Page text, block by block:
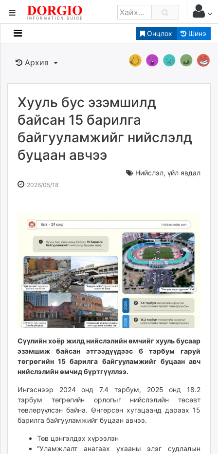
Онцлох Шинэ
Мэдээллийн
Банк санхүү
Бизнес ААН
Төрийн
Нийслэлийн
dorgio.mn
Gogo.mn
caak.mn
news.mn
zindaa.mn
ikon.mn
mnb.mn
Livetv.mn
Eguur.mn
24tsag.mn
shuud.mn
eagle.mn
ergelt.mn
zarig.mn
zuv.mn
mminfo.mn
ugluu.mn
unen.mn
asu.mn
shudarga.mn
unuudur.mn
Архив
Хууль бус эзэмшилд
байсан 15 барилга
байгууламжийг нийслэлд
буцаан авчээ
Нийслэл, үйл явдал
2026/05/182026-
11:58:25
2026-
03:52:27
Сүүлийн хоёр жилд нийслэлийн өмчийг хууль бусаар
эзэмшиж байсан этгээдүүдээс 6 тэрбум гаруй
төгрөгийн 15 барилга байгууламжийг буцаан авч
нийслэлийн өмчид бүртгүүллээ.
Ингэснээр 2024 онд 7.4 тэрбум, 2025 онд 18.2
тэрбум төгрөгийн орлогыг нийслэлийн төсөвт
төвлөрүүлсэн байна. Өнгөрсөн хугацаанд дараах 15
барилга байгууламжийг буцаан авчээ.
Төв цэнгэлдэх хүрээлэн
“Уламжлалт анагаах ухааны элэг судлалын